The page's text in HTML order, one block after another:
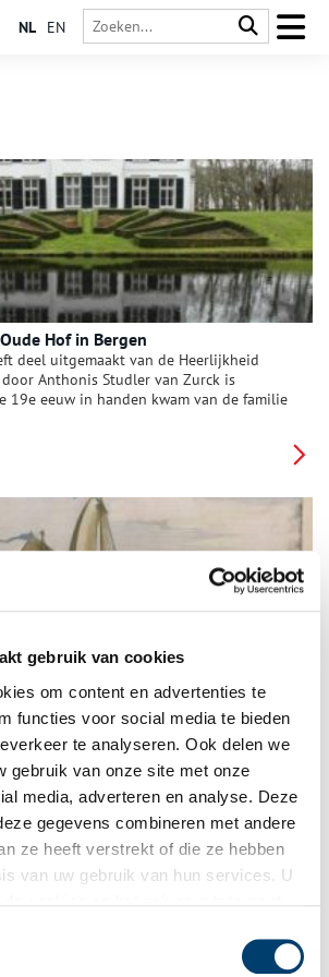
gebruik van cookies
om content en advertenties te
functies voor social media te bieden
te analyseren. Ook delen we
gebruik van onze site met onze
media, adverteren en analyse. Deze
gegevens combineren met andere
ze heeft verstrekt of die ze hebben
van uw gebruik van hun services. U
NL EN
Hof in Bergen
deel uitgemaakt van de Heerlijkheid
Anthonis Studler van Zurck is
19e eeuw in handen kwam van de familie
Bergen. De zeventiende-eeuwse
en duidelijk te onderscheiden.
den zeeman zo verschieten, als toen hij
met den sprieten!’ (Hugo de Groot)